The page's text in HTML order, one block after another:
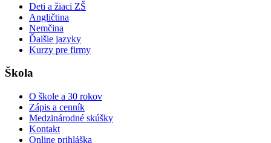
Deti a žiaci ZŠ
Angličtina
Nemčina
Ďalšie jazyky
Kurzy pre firmy
Škola
O škole a 30 rokov
Zápis a cenník
Medzinárodné skúšky
Kontakt
Online prihláška